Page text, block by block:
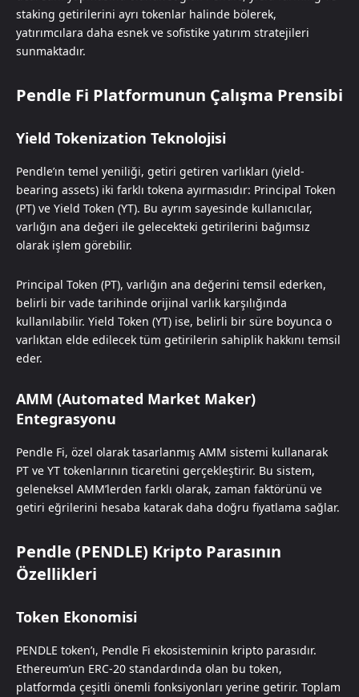
staking getirilerini ayrı tokenlar halinde bölerek,
yatırımcılara daha esnek ve sofistike yatırım stratejileri
sunmaktadır.
Pendle Fi Platformunun Çalışma Prensibi
Yield Tokenization Teknolojisi
Pendle’ın temel yeniliği, getiri getiren varlıkları (yield-
bearing assets) iki farklı tokena ayırmasıdır: Principal Token
(PT) ve Yield Token (YT). Bu ayrım sayesinde kullanıcılar,
varlığın ana değeri ile gelecekteki getirilerini bağımsız
olarak işlem görebilir.
Principal Token (PT), varlığın ana değerini temsil ederken,
belirli bir vade tarihinde orijinal varlık karşılığında
kullanılabilir. Yield Token (YT) ise, belirli bir süre boyunca o
varlıktan elde edilecek tüm getirilerin sahiplik hakkını temsil
eder.
AMM (Automated Market Maker)
Entegrasyonu
Pendle Fi, özel olarak tasarlanmış AMM sistemi kullanarak
PT ve YT tokenlarının ticaretini gerçekleştirir. Bu sistem,
geleneksel AMM’lerden farklı olarak, zaman faktörünü ve
getiri eğrilerini hesaba katarak daha doğru fiyatlama sağlar.
Pendle (PENDLE) Kripto Parasının
Özellikleri
Token Ekonomisi
PENDLE token’ı, Pendle Fi ekosisteminin kripto parasıdır.
Ethereum’un ERC-20 standardında olan bu token,
platformda çeşitli önemli fonksiyonları yerine getirir. Toplam